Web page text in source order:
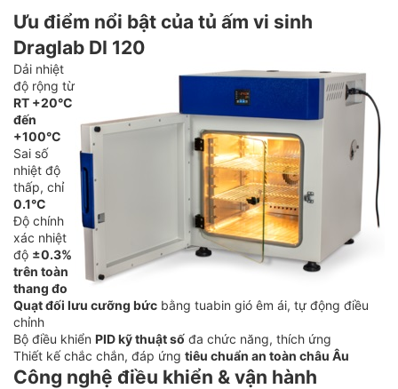
Ưu điểm nổi bật của tủ ấm vi sinh
Draglab DI 120
Dải nhiệt
độ rộng từ
RT +20°C
đến
+100°C
Sai số
nhiệt độ
thấp, chỉ
0.1°C
Độ chính
xác nhiệt
độ ±0.3%
trên toàn
thang đo
Quạt đối lưu cưỡng bức bằng tuabin gió êm ái, tự động điều
chỉnh
Bộ điều khiển PID kỹ thuật số đa chức năng, thích ứng
Thiết kế chắc chắn, đáp ứng tiêu chuẩn an toàn châu Âu
Công nghệ điều khiển & vận hành